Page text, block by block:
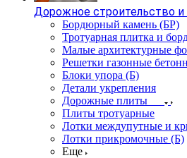
Дорожное строительство и
Бордюрный камень (БР)
Тротуарная плитка и
Малые архитектурные
Решетки газонные
Блоки упора (Б)
Детали укрепления
Дорожные плиты
Плиты тротуарные
Лотки междупутные и
Лотки прикромочные (Б)
Еще